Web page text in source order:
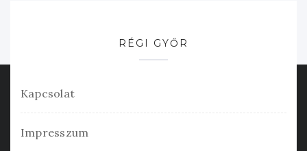
RÉGI GYŐR
Kapcsolat
Impresszum